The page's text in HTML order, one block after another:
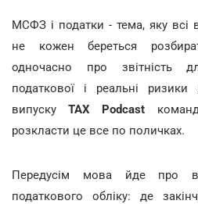
МСФЗ і податки - тема, яку
не кожен береться
одночасно про звітність
податкової і реальні
випускуTAX Podcast
розкласти це все по поличках.
Передусім мова йде про
податкового обліку: де